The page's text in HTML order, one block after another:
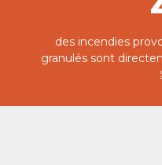
des incendies
granulés sont